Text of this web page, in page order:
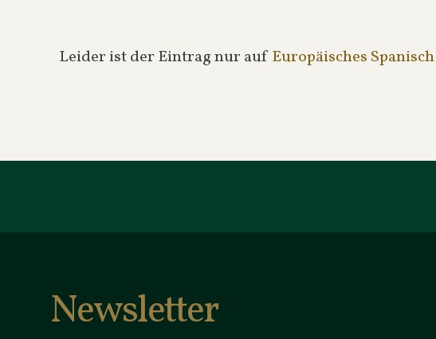
Leider ist der Eintrag nur auf Europäisches Spanisch
Newsletter